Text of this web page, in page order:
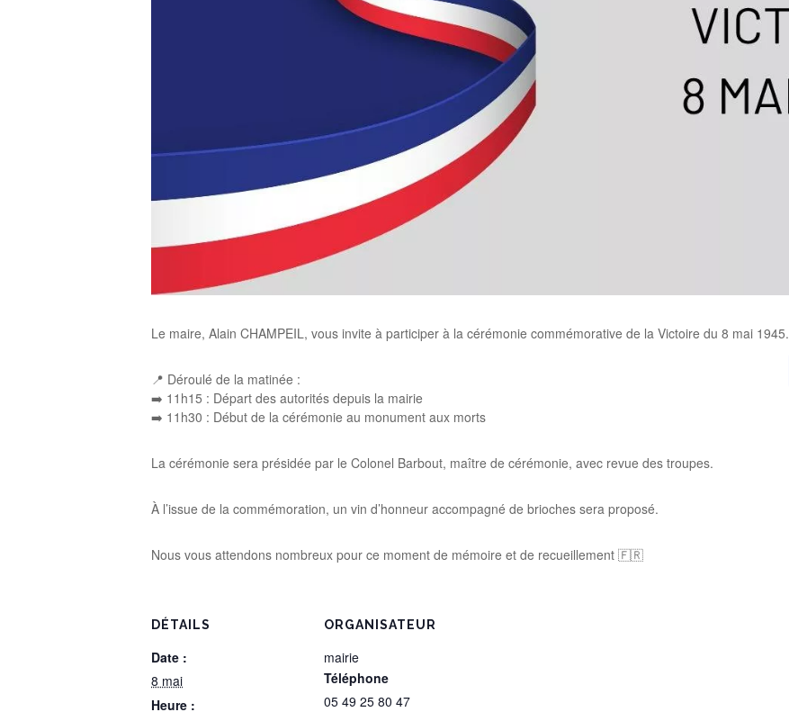
Le maire, Alain CHAMPEIL, vous invite à participer à la cérémonie commémorative de la Victoire du 8 mai 1945.
📍 Déroulé de la matinée :
➡️ 11h15 : Départ des autorités depuis la mairie
➡️ 11h30 : Début de la cérémonie au monument aux morts
La cérémonie sera présidée par le Colonel Barbout, maître de cérémonie, avec revue des troupes.
À l’issue de la commémoration, un vin d’honneur accompagné de brioches sera proposé.
Nous vous attendons nombreux pour ce moment de mémoire et de recueillement 🇫🇷
DÉTAILS
Date :
8 mai
Heure :
ORGANISATEUR
mairie
Téléphone
05 49 25 80 47